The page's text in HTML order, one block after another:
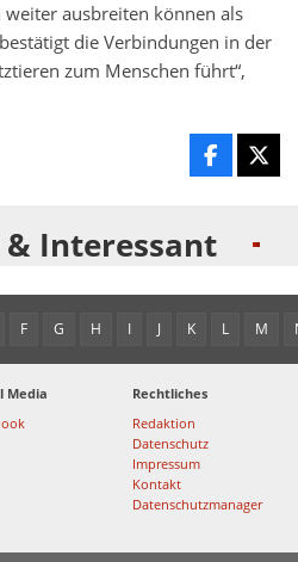
ausbreiten können als
die Verbindungen in der
zum Menschen führt“,
& Interessant
F G H I J K L M
Media
Rechtliches
Redaktion
Datenschutz
Impressum
Kontakt
Datenschutzmanager